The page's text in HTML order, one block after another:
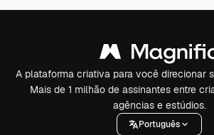
A plataforma criativa para você direcionar
Mais de 1 milhão de assinantes entre
agências e estúdios.
Português